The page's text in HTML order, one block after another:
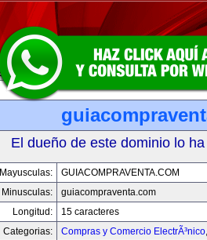
El dueño de este dominio lo
Mayusculas:
GUIACOMPRAVENTA.COM
Minusculas:
guiacompraventa.com
Longitud:
15 caracteres
Categorias:
Compras y Comercio ElectrÃ³nico